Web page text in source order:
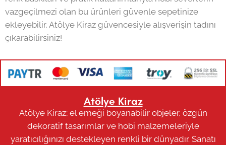
vazgeçilmezi olan bu ürünleri güvenle sepetinize
ekleyebilir, Atölye Kiraz güvencesiyle alışverişin tadını
çıkarabilirsiniz!
Atölye Kiraz
Atölye Kiraz; el emeği boyanabilir objeler, özgün
dekoratif tasarımlar ve hobi malzemeleriyle
yaratıcılığınızı destekleyen renkli bir dünyadır. Sanatı